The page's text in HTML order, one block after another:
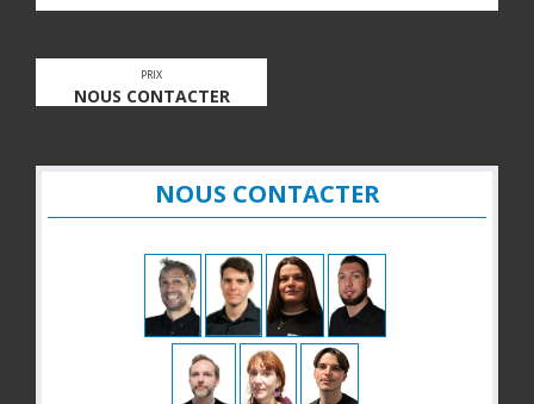
PRIX
NOUS CONTACTER
NOUS CONTACTER